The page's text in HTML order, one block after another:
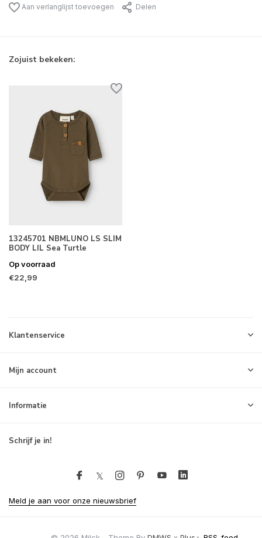
Aan verlanglijst toevoegen Delen
Zojuist bekeken:
13245701 NBMLUNO LS SLIM
BODY LIL Sea Turtle
Op voorraad
€22,99
Klantenservice
Mijn account
Informatie
Schrijf je in!
Meld je aan voor onze nieuwsbrief